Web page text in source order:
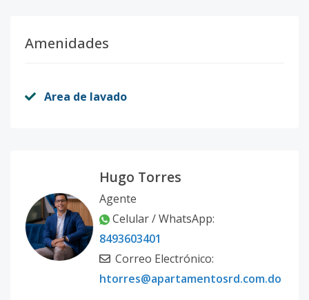
Amenidades
Area de lavado
Hugo Torres
Agente
Celular / WhatsApp:
8493603401
Correo Electrónico:
htorres@apartamentosrd.com.do